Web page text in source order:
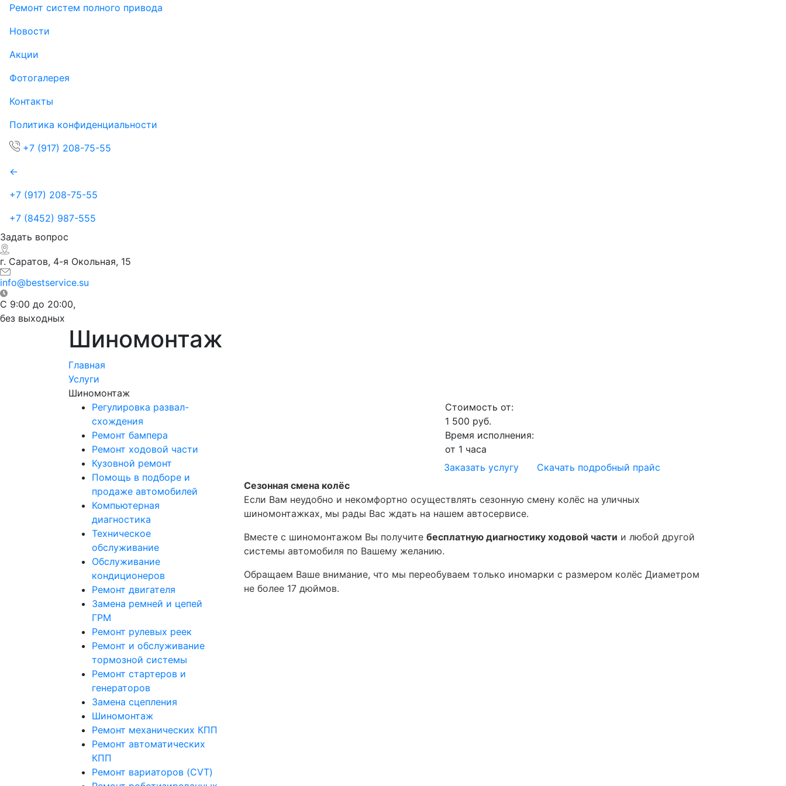
Ремонт систем полного привода
Новости
Акции
Фотогалерея
Контакты
Политика конфиденциальности
+7 (917) 208-75-55
←
+7 (917) 208-75-55
+7 (8452) 987-555
Задать вопрос
г. Саратов, 4-я Окольная, 15
info@bestservice.su
C 9:00 до 20:00,
без выходных
Шиномонтаж
Главная
Услуги
Шиномонтаж
Регулировка развал-
схождения
Ремонт бампера
Ремонт ходовой части
Кузовной ремонт
Помощь в подборе и
продаже автомобилей
Компьютерная
диагностика
Техническое
обслуживание
Обслуживание
кондиционеров
Ремонт двигателя
Замена ремней и цепей
ГРМ
Ремонт рулевых реек
Ремонт и обслуживание
тормозной системы
Ремонт стартеров и
генераторов
Замена сцепления
Шиномонтаж
Ремонт механических КПП
Ремонт автоматических
КПП
Ремонт вариаторов (CVT)
Стоимость от:
1 500 руб.
Время исполнения:
от 1 часа
Заказать услугу
Скачать подробный прайс
Сезонная смена колёс
Если Вам неудобно и некомфортно осуществлять сезонную смену колёс на уличных
шиномонтажках, мы рады Вас ждать на нашем автосервисе.
Вместе с шиномонтажом Вы получите бесплатную диагностику ходовой части и любой другой
системы автомобиля по Вашему желанию.
Обращаем Ваше внимание, что мы переобуваем только иномарки с размером колёс Диаметром
не более 17 дюймов.